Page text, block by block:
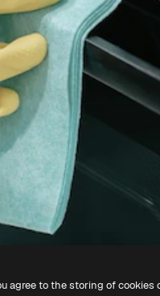
agree to the storing of